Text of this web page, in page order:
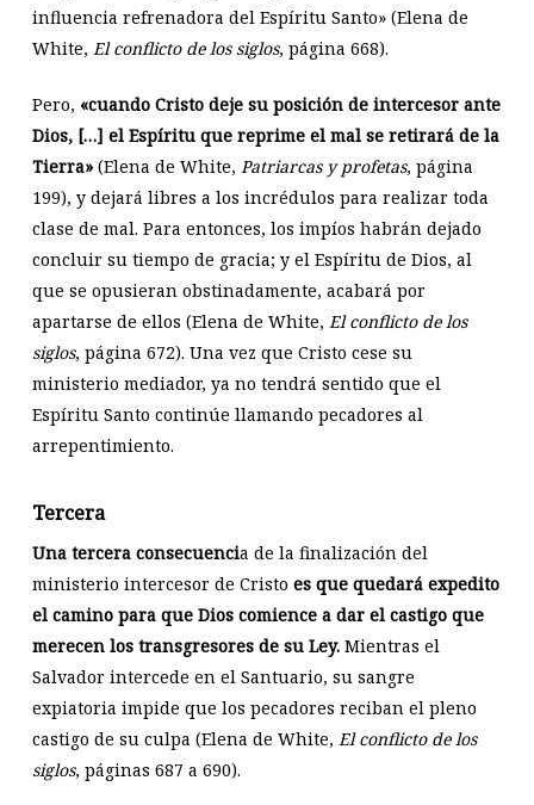
influencia refrenadora del Espíritu Santo» (Elena de
White, El conflicto de los siglos, página 668).
Pero, «cuando Cristo deje su posición de intercesor ante
Dios, […] el Espíritu que reprime el mal se retirará de la
Tierra»(Elena de White, Patriarcas y profetas, página
199), y dejará libres a los incrédulos para realizar toda
clase de mal. Para entonces, los impíos habrán dejado
concluir su tiempo de gracia; y el Espíritu de Dios, al
que se opusieran obstinadamente, acabará por
apartarse de ellos (Elena de White, El conflicto de los
siglos, página 672). Una vez que Cristo cese su
ministerio mediador, ya no tendrá sentido que el
Espíritu Santo continúe llamando pecadores al
arrepentimiento.
Tercera
Una tercera consecuencia de la finalización del
ministerio intercesor de Cristo es que quedará expedito
el camino para que Dios comience a dar el castigo que
merecen los transgresores de su Ley.Mientras el
Salvador intercede en el Santuario, su sangre
expiatoria impide que los pecadores reciban el pleno
castigo de su culpa (Elena de White, El conflicto de los
siglos, páginas 687 a 690).